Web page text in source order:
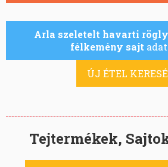
Arla szeletelt havarti
félkemény sajt
ÚJ ÉTEL
Tejtermékek,